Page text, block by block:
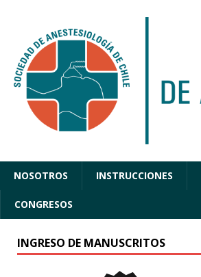
NOSOTROS INSTRUCCIONES
CONGRESOS
INGRESO DE MANUSCRITOS